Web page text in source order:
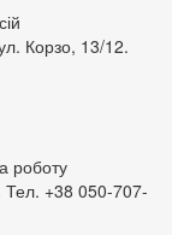
Корзо, 13/12.
роботу
Тел. +38 050-707-